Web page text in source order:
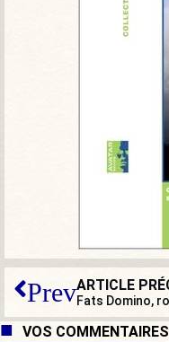
Prev
VOS COMMENTAIRES